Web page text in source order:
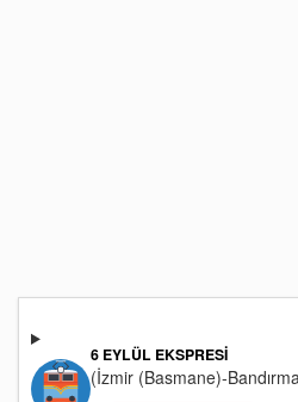
6 EYLÜL EKSPRESI
(İzmir (Basmane)-